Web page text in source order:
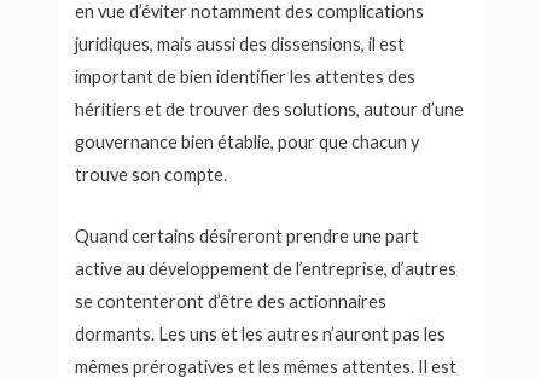
en vue d’éviter notamment des complications
juridiques, mais aussi des dissensions, il est
important de bien identifier les attentes des
héritiers et de trouver des solutions, autour d’une
gouvernance bien établie, pour que chacun y
trouve son compte.
Quand certains désireront prendre une part
active au développement de l’entreprise, d’autres
se contenteront d’être des actionnaires
dormants. Les uns et les autres n’auront pas les
mêmes prérogatives et les mêmes attentes. Il est